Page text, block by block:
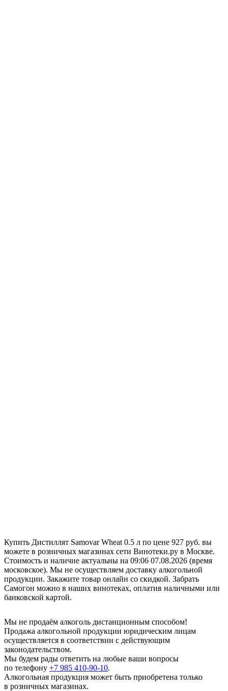
Купить Дистиллят Samovar Wheat 0.5 л по цене 927 руб. вы
можете в розничных магазинах сети Винотеки.ру в Москве.
Стоимость и наличие актуальны на 09:06 07.08.2026 (время
московское). Мы не осуществляем доставку алкогольной
продукции. Закажите товар онлайн со скидкой. Забрать
Самогон можно в наших винотеках, оплатив наличными или
банковской картой.
Мы не продаём алкоголь дистанционным способом!
Продажа алкогольной продукции юридическим лицам
осуществляется в соответствии с действующим
законодательством.
Мы будем рады ответить на любые ваши вопросы
по телефону +7 985 410-90-10.
Алкогольная продукция может быть приобретена только
в розничных магазинах.